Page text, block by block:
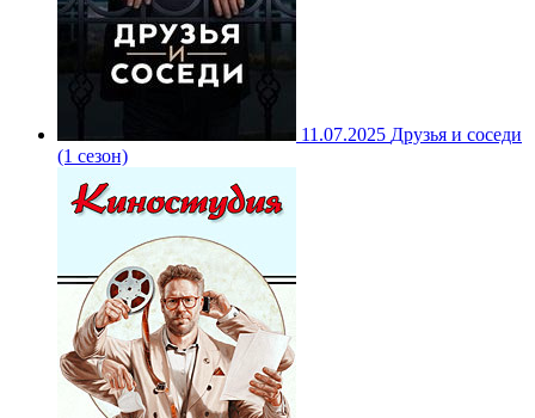
11.07.2025 Друзья и соседи
(1 сезон)